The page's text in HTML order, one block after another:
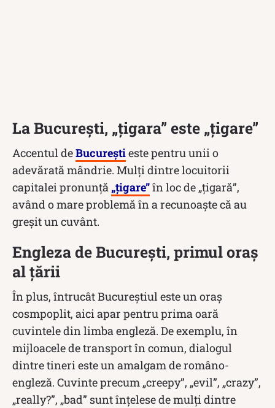
La București, „țigara” este „țigare”
Accentul deBucureștieste pentru unii o
adevărată mândrie. Mulți dintre locuitorii
capitalei pronunță „ţigare”în loc de „ţigară”,
având o mare problemă în a recunoaşte că au
greşit un cuvânt.
Engleza de București, primul oraș
al țării
În plus, întrucât Bucureștiul este un oraș
cosmpoplit, aici apar pentru prima oară
cuvintele din limba engleză. De exemplu, în
mijloacele de transport în comun, dialogul
dintre tineri este un amalgam de româno-
engleză. Cuvinte precum „creepy”, „evil”, „crazy”,
„really?”, „bad” sunt înțelese de mulți dintre